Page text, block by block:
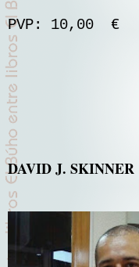
PVP: 10,00 €
DAVID J. SKINNER